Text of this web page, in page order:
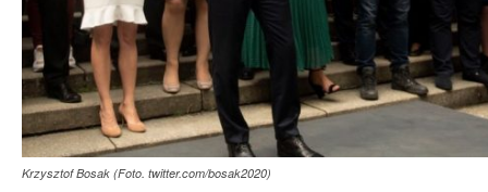
Krzysztof Bosak (Foto. twitter.com/bosak2020)